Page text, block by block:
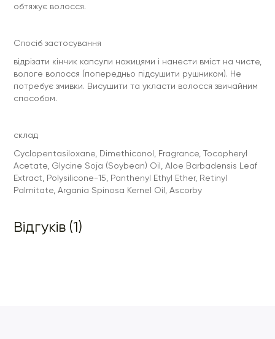
обтяжує волосся.
Спосіб застосування
відрізати кінчик капсули ножицями і нанести вміст на чисте,
вологе волосся (попередньо підсушити рушником). Не
потребує змивки. Висушити та укласти волосся звичайним
способом.
склад
Cyclopentasiloxane, Dimethiconol, Fragrance, Tocopheryl
Acetate, Glycine Soja (Soybean) Oil, Aloe Barbadensis Leaf
Extract, Polysilicone-15, Panthenyl Ethyl Ether, Retinyl
Palmitatе, Argania Spinosa Kernel Oil, Ascorby
Відгуків (1)